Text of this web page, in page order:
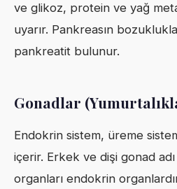
ve glikoz, protein ve yağ
uyarır. Pankreasın
pankreatit bulunur.
Gonadlar
Endokrin sistem, üreme
içerir. Erkek ve dişi gonad
organları endokrin